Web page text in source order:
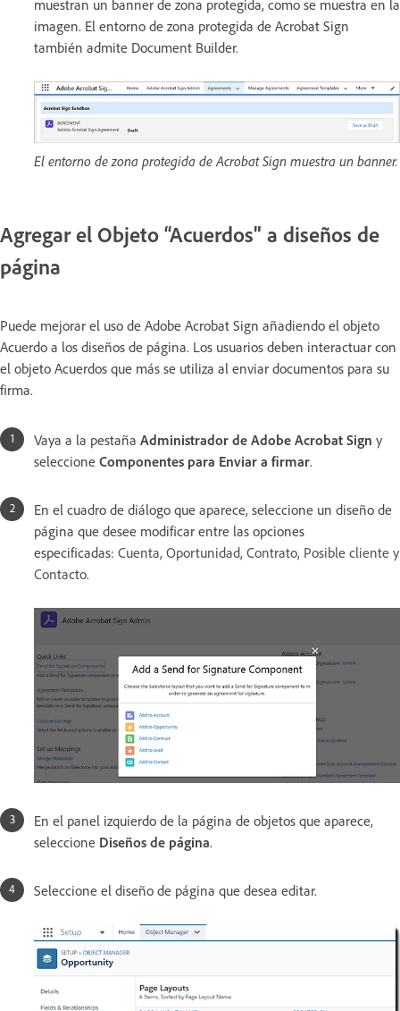
muestran un banner de zona protegida, como se muestra en la
imagen. El entorno de zona protegida de Acrobat Sign
también admite Document Builder.
El entorno de zona protegida de Acrobat Sign muestra un banner.
Agregar el Objeto “Acuerdos" a diseños de
página
Puede mejorar el uso de Adobe Acrobat Sign añadiendo el objeto
Acuerdo a los diseños de página. Los usuarios deben interactuar con
el objeto Acuerdos que más se utiliza al enviar documentos para su
firma.
Vaya a la pestaña Administrador de Adobe Acrobat Sign y
seleccione Componentes para Enviar a firmar.
En el cuadro de diálogo que aparece, seleccione un diseño de
página que desee modificar entre las opciones
especificadas: Cuenta, Oportunidad, Contrato, Posible cliente y
Contacto.
En el panel izquierdo de la página de objetos que aparece,
seleccione Diseños de página.
Seleccione el diseño de página que desea editar.